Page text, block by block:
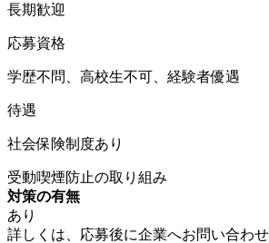
長期歓迎
応募資格
学歴不問、高校生不可、経験者優遇
待遇
社会保険制度あり
受動喫煙防止の取り組み
対策の有無
あり
詳しくは、応募後に企業へお問い合わ